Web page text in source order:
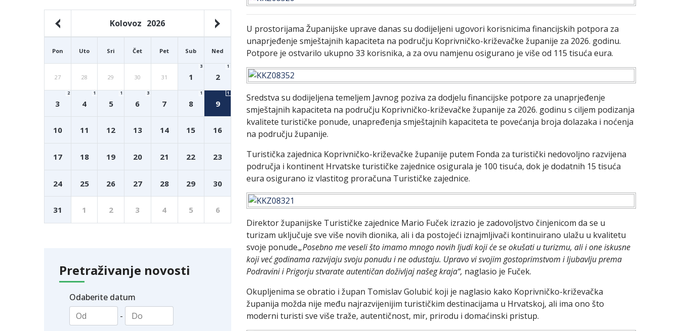
Kolovoz 2026
Pon Uto Sri Čet Pet Sub Ned
27 28 29 30 31 1
3
2
1
3
2
4
1
5
1
6
3
7 8
1
9
1
10 11 12 13 14 15 16
17 18 19 20 21 22 23
24 25 26 27 28 29 30
31 1 2 3 4 5 6
Pretraživanje novosti
Odaberite datum
-
U prostorijama Županijske uprave danas su dodijeljeni ugovori korisnicima financijskih potpora za
unaprjeđenje smještajnih kapaciteta na području Koprivničko-križevačke županije za 2026. godinu.
Potpore je ostvarilo ukupno 33 korisnika, a za ovu namjenu osigurano je više od 115 tisuća eura.
Sredstva su dodijeljena temeljem Javnog poziva za dodjelu financijske potpore za unaprjeđenje
smještajnih kapaciteta na području Koprivničko-križevačke županije za 2026. godinu s ciljem podizanja
kvalitete turističke ponude, unapređenja smještajnih kapaciteta te povećanja broja dolazaka i noćenja
na području županije.
Turistička zajednica Koprivničko-križevačke županije putem Fonda za turistički nedovoljno razvijena
područja i kontinent Hrvatske turističke zajednice osigurala je 100 tisuća, dok je dodatnih 15 tisuća
eura osigurano iz vlastitog proračuna Turističke zajednice.
Direktor županijske Turističke zajednice Mario Fuček izrazio je zadovoljstvo činjenicom da se u
turizam uključuje sve više novih dionika, ali i da postojeći iznajmljivači kontinuirano ulažu u kvalitetu
svoje ponude.„Posebno me veseli što imamo mnogo novih ljudi koji će se okušati u turizmu, ali i one iskusne
koji već godinama razvijaju svoju ponudu i ne odustaju. Upravo vi svojim gostoprimstvom i ljubavlju prema
Podravini i Prigorju stvarate autentičan doživljaj našeg kraja“, naglasio je Fuček.
Okupljenima se obratio i župan Tomislav Golubić koji je naglasio kako Koprivničko-križevačka
županija možda nije među najrazvijenijim turističkim destinacijama u Hrvatskoj, ali ima ono što
moderni turisti sve više traže, autentičnost, mir, prirodu i domaćinski pristup.